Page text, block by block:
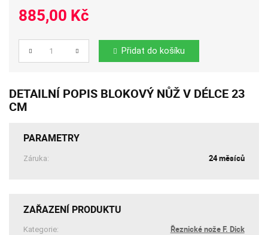
885,00 Kč
Počet Přidat do košíku
DETAILNÍ POPIS BLOKOVÝ NŮŽ V DÉLCE 23
CM
PARAMETRY
Záruka: 24 měsíců
ZAŘAZENÍ PRODUKTU
Kategorie: Řeznické nože F. Dick